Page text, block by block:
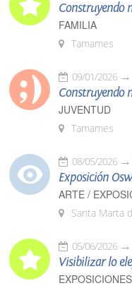
Construyendo
FAMILIA
Tamames
09/01/2026
Construyendo
JUVENTUD
Tamames
08/05/2026
Exposición
ARTE /
Santa Marta
05/06/2026
Visibilizar lo
EXPOSICIONES